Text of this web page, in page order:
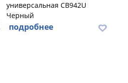
универсальная CB942U
Черный
подробнее